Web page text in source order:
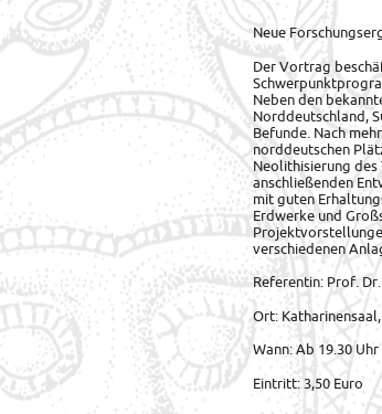
Neue
Der Vortrag
Neben den
Norddeutschland,
Befunde. Nach
norddeutschen
Neolithisierung des
anschließenden
mit guten
Erdwerke und
verschiedenen
Referentin: Prof.
Ort:
Wann: Ab 19.30 Uhr
Eintritt: 3,50 Euro